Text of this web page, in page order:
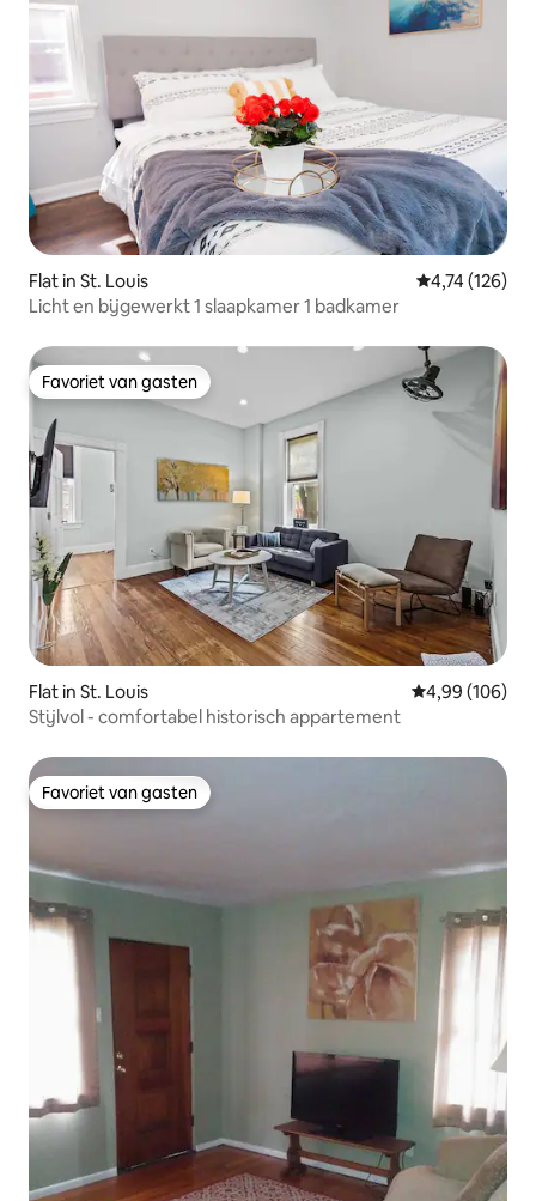
Flat in St. Louis Gemiddelde
4,74 (126)
Licht en bijgewerkt 1 slaapkamer 1 badkamer
Favoriet van gasten
Favoriet van gasten
Flat in St. Louis Gemiddelde
4,99 (106)
Stijlvol - comfortabel historisch appartement
Favoriet van gasten
Favoriet van gasten